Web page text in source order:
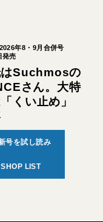
年8・9月合併号
発売
Suchmosの
さん。大特
くい止め」
号を試し読み
SHOP LIST